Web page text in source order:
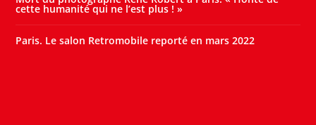
cette humanité qui ne l’est plus ! »
Paris. Le salon Retromobile reporté en mars 2022